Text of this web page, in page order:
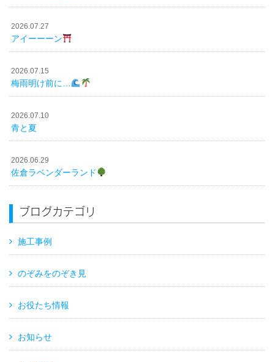
2026.07.27
アイーーーン
2026.07.15
梅雨明け前に…
2026.07.10
青と夏
2026.06.29
佐倉ラベンダーランド
ブログカテゴリ
施工事例
のぞみをのぞき見
お役たち情報
お知らせ